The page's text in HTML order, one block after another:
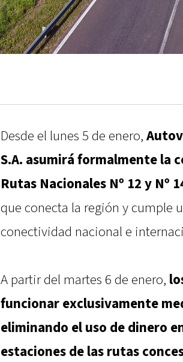
Desde el lunes 5 de enero,
S.A. asumirá formalmente la
Rutas Nacionales Nº 12 y Nº
que conecta la región y cumple
conectividad nacional e
A partir del martes 6 de enero,
funcionar exclusivamente
eliminando el uso de dinero
estaciones de las rutas